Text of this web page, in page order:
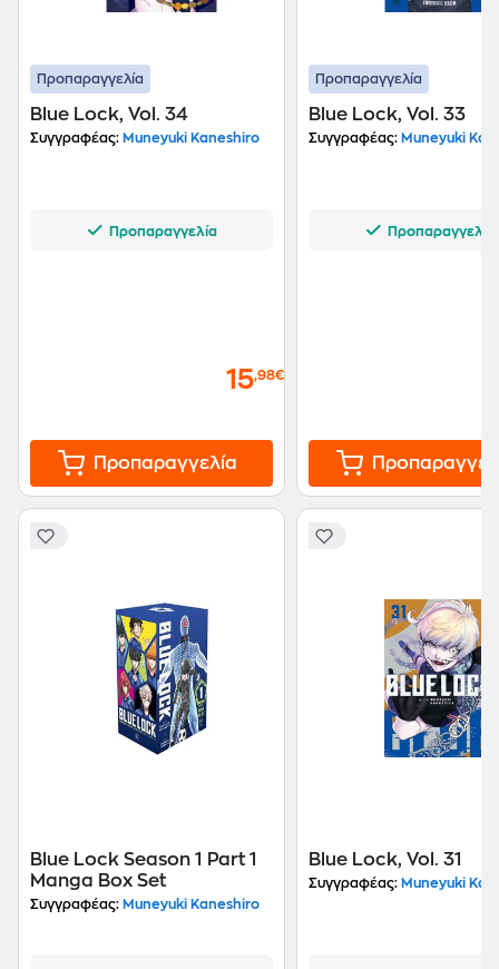
Προπαραγγελία
Blue Lock, Vol. 34
Συγγραφέας: Muneyuki Kaneshiro
Προπαραγγελία
15,98€
Προπαραγγελία
Προπαραγγελία
Blue Lock, Vol. 33
Συγγραφέας: Muneyuki
Προπαραγγελία
Blue Lock Season 1 Part 1
Manga Box Set
Συγγραφέας: Muneyuki Kaneshiro
Blue Lock, Vol. 31
Συγγραφέας: Muneyuki